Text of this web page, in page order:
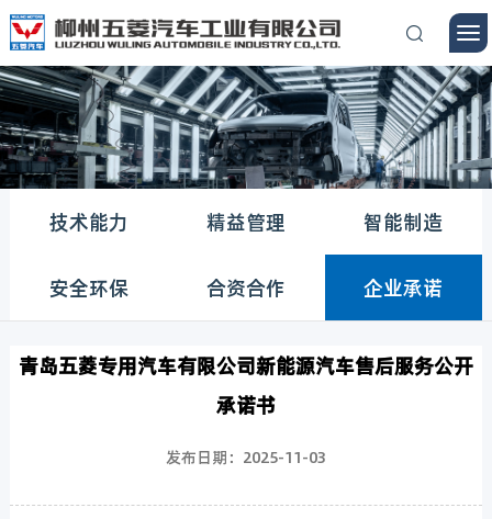
技术能力 精益管理 智能制造
安全环保 合资合作 企业承诺
青岛五菱专用汽车有限公司新能源汽车售后服务公开
承诺书
发布日期：2025-11-03